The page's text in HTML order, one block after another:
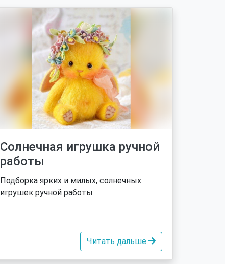
Солнечная игрушка ручной
работы
Подборка ярких и милых, солнечных
игрушек ручной работы
Читать дальше